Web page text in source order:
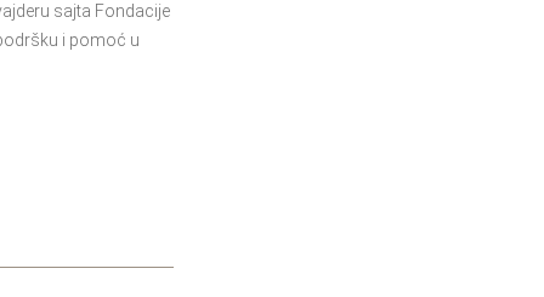
sajta Fondacije
i pomoć u